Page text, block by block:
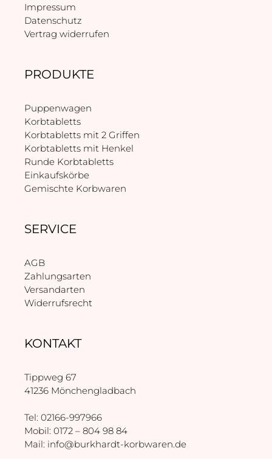
Impressum
Datenschutz
Vertrag widerrufen
PRODUKTE
Puppenwagen
Korbtabletts
Korbtabletts mit 2 Griffen
Korbtabletts mit Henkel
Runde Korbtabletts
Einkaufskörbe
Gemischte Korbwaren
SERVICE
AGB
Zahlungsarten
Versandarten
Widerrufsrecht
KONTAKT
Tippweg 67
41236 Mönchengladbach
Tel: 02166-997966
Mobil: 0172 – 804 98 84
Mail: info@burkhardt-korbwaren.de